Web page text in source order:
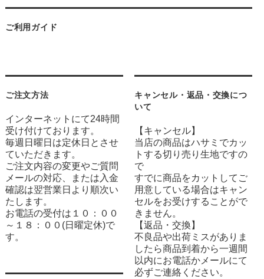
ご利用ガイド
ご注文方法
インターネットにて24時間
受け付けております。
毎週日曜日は定休日とさせ
ていただきます。
ご注文内容の変更やご質問
メールの対応、または入金
確認は翌営業日より順次い
たします。
お電話の受付は１０：００
～１８：００(日曜定休)で
す。
キャンセル・返品・交換につ
いて
【キャンセル】
当店の商品はハサミでカッ
トする切り売り生地ですの
で
すでに商品をカットしてご
用意している場合はキャン
セルをお受けすることがで
きません。
【返品・交換】
不良品や出荷ミスがありま
したら商品到着から一週間
以内にお電話かメールにて
必ずご連絡ください。